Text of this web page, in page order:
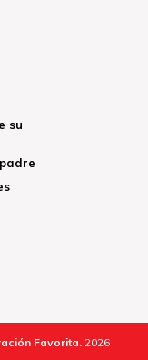
su
Favorita. 2026